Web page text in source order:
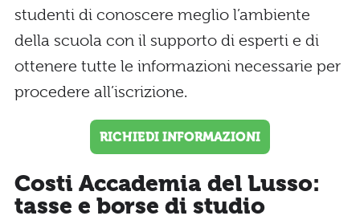
studenti di conoscere meglio l’ambiente
della scuola con il supporto di esperti e di
ottenere tutte le informazioni necessarie per
procedere all’iscrizione.
RICHIEDI INFORMAZIONI
Costi Accademia del Lusso:
tasse e borse di studio